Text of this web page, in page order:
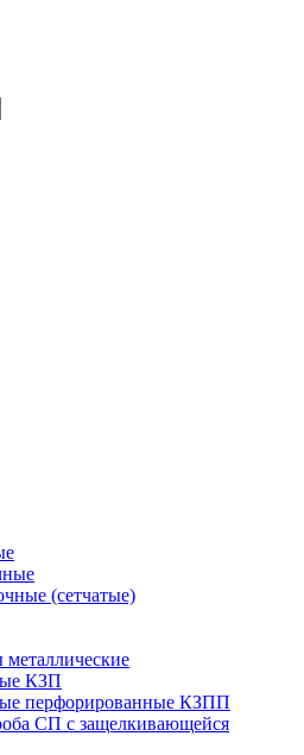
(сетчатые)
КЗП
перфорированные КЗПП
СП с защелкивающейся